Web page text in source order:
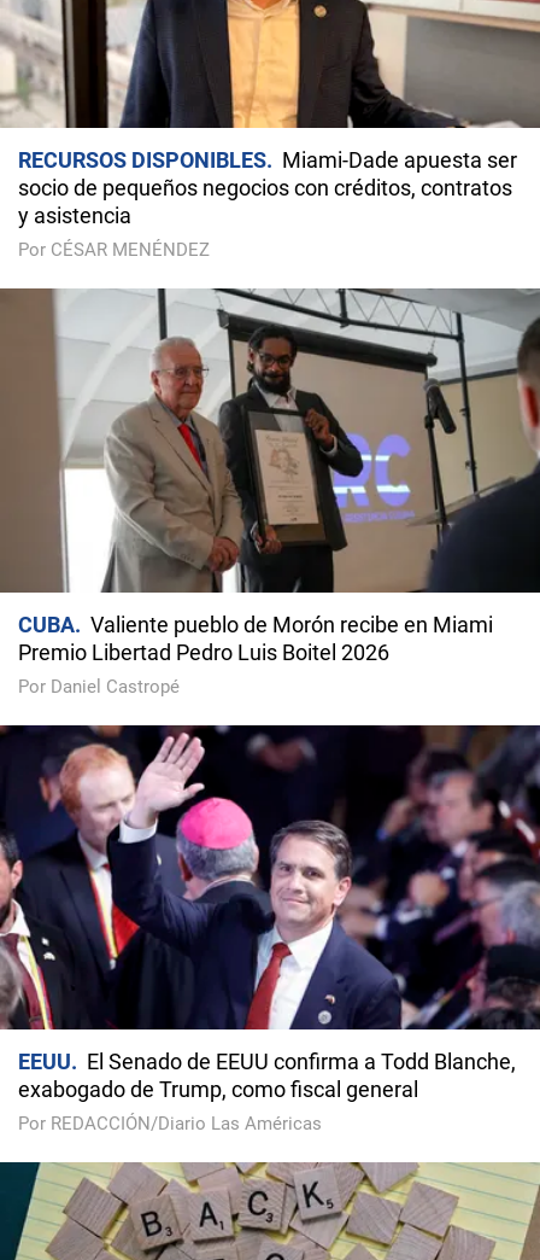
RECURSOS DISPONIBLES
Miami-Dade apuesta ser
socio de pequeños negocios con créditos, contratos
y asistencia
Por CÉSAR MENÉNDEZ
CUBA
Valiente pueblo de Morón recibe en Miami
Premio Libertad Pedro Luis Boitel 2026
Por Daniel Castropé
EEUU
El Senado de EEUU confirma a Todd Blanche,
exabogado de Trump, como fiscal general
Por REDACCIÓN/Diario Las Américas